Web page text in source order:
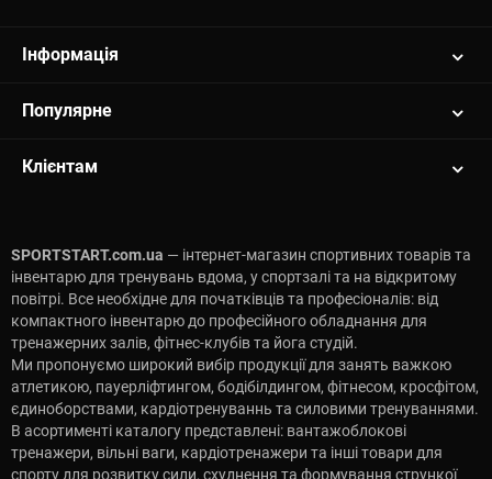
Інформація
Популярне
Клієнтам
SPORTSTART.com.ua — інтернет-магазин спортивних товарів та
інвентарю для тренувань вдома, у спортзалі та на відкритому
повітрі. Все необхідне для початківців та професіоналів: від
компактного інвентарю до професійного обладнання для
тренажерних залів, фітнес-клубів та йога студій.
Ми пропонуємо широкий вибір продукції для занять важкою
атлетикою, пауерліфтингом, бодібілдингом, фітнесом, кросфітом,
єдиноборствами, кардіотренуваннь та силовими тренуваннями.
В асортименті каталогу представлені: вантажоблокові
тренажери, вільні ваги, кардіотренажери та інші товари для
спорту для розвитку сили, схуднення та формування стрункої